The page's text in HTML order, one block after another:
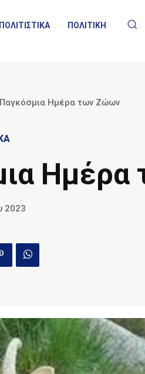
ΠΟΛΙΤΙΣΤΙΚΑ ΠΟΛΙΤΙΚΗ
Ημέρα των Ζώων
2023